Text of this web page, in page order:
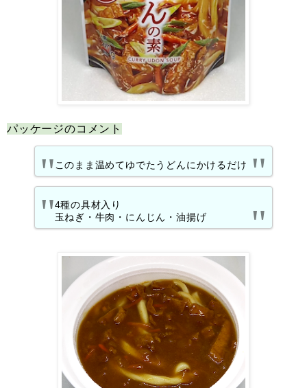
パッケージのコメント
このまま温めてゆでたうどんにかけるだけ
4種の具材入り
玉ねぎ・牛肉・にんじん・油揚げ